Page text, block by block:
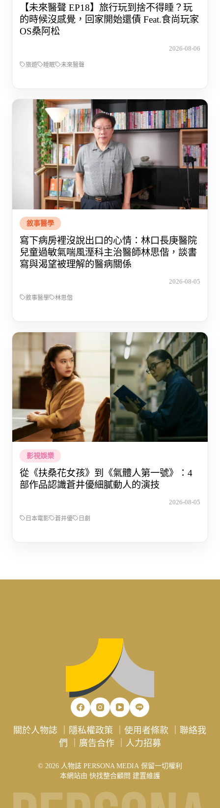
【未來醫聲 EP18】旅行玩到捨不得睡？玩
的時候沒感覺，回家開始還債 Feat.食尚玩家
OS桑阿松
2026-08-06
旅遊 睡眠 未來醫聲
敘事醫學
寫下病房裡沒說出口的心情：林口長庚醫院
兒童過敏氣喘風溼科主治醫師林思偕，談書
寫與渴望被理解的醫病關係
2026-08-05
敘事醫學 林思偕
影視娛樂
從《扶桑花女孩》到《氣體人第一號》：4
部作品認識蒼井優細膩動人的演技
2026-08-05
日本電影 蒼井優 日劇
關於人物誌 隱私權政策 ｜使用者條款 ｜聯絡我
們
廣告合作｜ 人力招募
© 2026 人物誌 PERSONA MEDIA 保留一切權利
本網站由 快找整合顧問 建置維護